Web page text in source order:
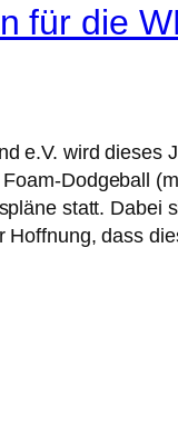
für die
e.V. wird dieses
Dodgeball
statt. Dabei
Hoffnung, dass